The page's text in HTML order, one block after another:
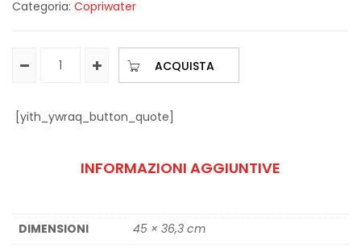
Categoria: Copriwater
ACQUISTA
[yith_ywraq_button_quote]
INFORMAZIONI AGGIUNTIVE
DIMENSIONI 45 × 36,3 cm